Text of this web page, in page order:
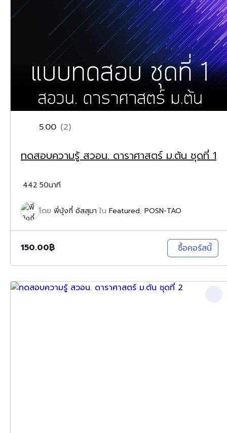
5.00 (2)
ทดสอบความรู้ สวอน. ดาราศาสตร์ ม.ต้น ชุดที่ 1
442 50นาที
โดย พี่บุ้งกี๋ อัสสุมาใน Featured, POSN-TAO
150.00฿ ซื้อคอร์สนี้